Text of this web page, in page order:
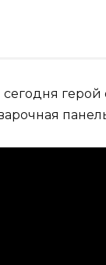
герой